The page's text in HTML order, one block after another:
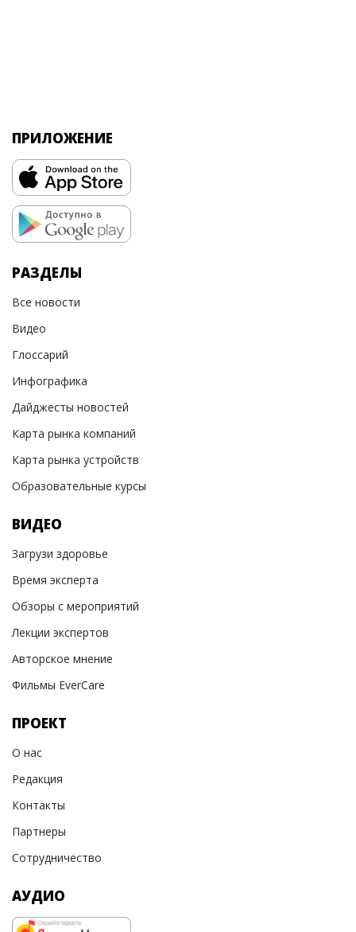
ПРИЛОЖЕНИЕ
РАЗДЕЛЫ
Все новости
Видео
Глоссарий
Инфографика
Дайджесты новостей
Карта рынка компаний
Карта рынка устройств
Образовательные курсы
ВИДЕО
Загрузи здоровье
Время эксперта
Обзоры с мероприятий
Лекции экспертов
Авторское мнение
Фильмы EverCare
ПРОЕКТ
О нас
Редакция
Контакты
Партнеры
Сотрудничество
АУДИО